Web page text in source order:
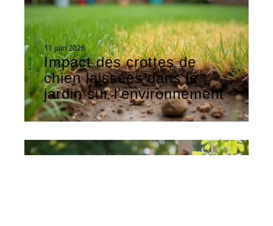
11 juin 2026
Impact des crottes de
chien laissées dans le
jardin sur l’environnement